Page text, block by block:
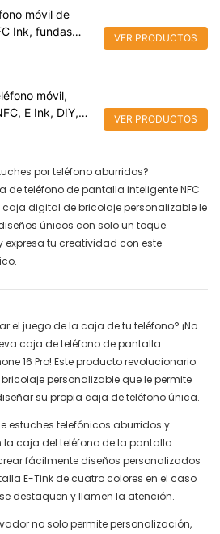
móvil de
Ink, fundas
para teléfono
VER PRODUCTOS
móvil,
E Ink, DIY,
VER PRODUCTOS
por teléfono aburridos?
de teléfono de pantalla inteligente NFC
caja digital de bricolaje personalizable le
únicos con solo un toque.
expresa tu creatividad con este
el juego de la caja de tu teléfono? ¡No
caja de teléfono de pantalla
16 Pro! Este producto revolucionario
personalizable que le permite
su propia caja de teléfono única.
estuches telefónicos aburridos y
caja del teléfono de la pantalla
fácilmente diseños personalizados
E-Tink de cuatro colores en el caso
destaquen y llamen la atención.
no solo permite personalización,